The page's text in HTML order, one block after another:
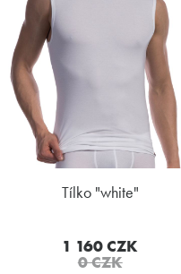
tílko "white"
1 160 CZK
0 CZK